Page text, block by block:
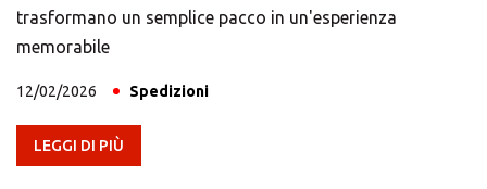
trasformano un semplice pacco in un'esperienza
memorabile
12/02/2026 Spedizioni
LEGGI DI PIÙ
CERCA TRA GLI OLTRE 500 CENTRI IN
Oppure puoi